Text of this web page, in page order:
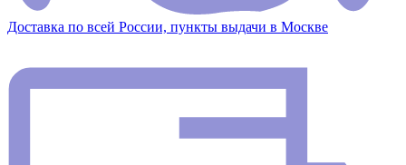
Доставка по всей России, пункты выдачи в Москве